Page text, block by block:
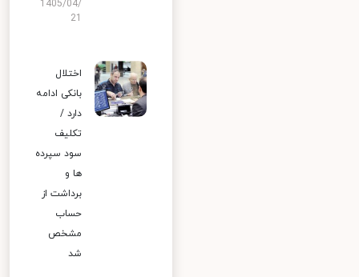
1405/04/
اختلال
بانکی ادامه
دارد /
تکلیف
سود سپرده
ها و
برداشت از
حساب
مشخص
شد